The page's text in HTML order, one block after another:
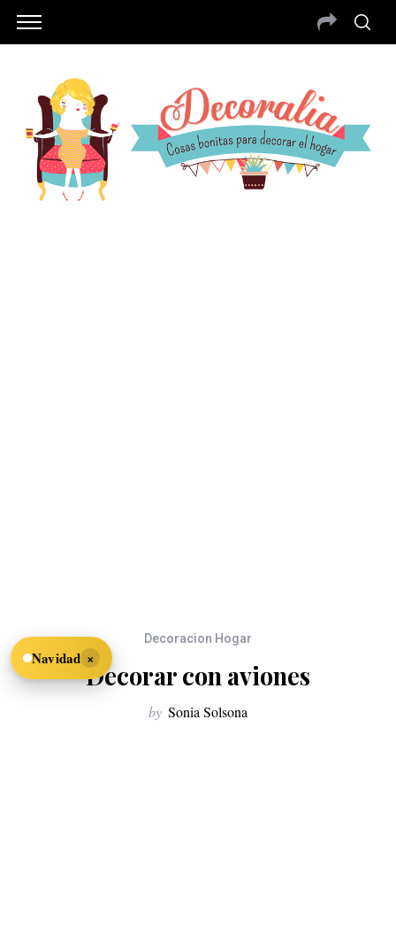
Decoracion Hogar
Decorar con aviones
by Sonia Solsona
Navidad ×